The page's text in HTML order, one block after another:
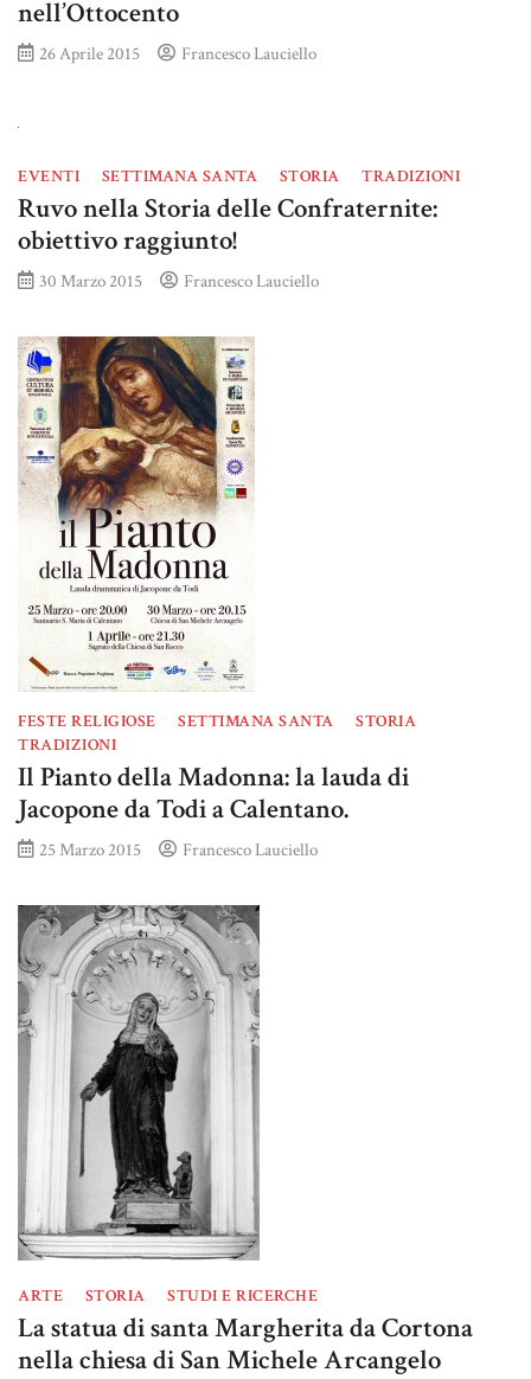
nell’Ottocento
26 Aprile 2015 Francesco Lauciello
EVENTI SETTIMANA SANTA STORIA TRADIZIONI
Ruvo nella Storia delle Confraternite:
obiettivo raggiunto!
30 Marzo 2015 Francesco Lauciello
FESTE RELIGIOSE SETTIMANA SANTA
STORIA
TRADIZIONI
Il Pianto della Madonna: la lauda di
Jacopone da Todi a Calentano.
25 Marzo 2015 Francesco Lauciello
ARTE STORIA STUDI E RICERCHE
La statua di santa Margherita da Cortona
nella chiesa di San Michele Arcangelo